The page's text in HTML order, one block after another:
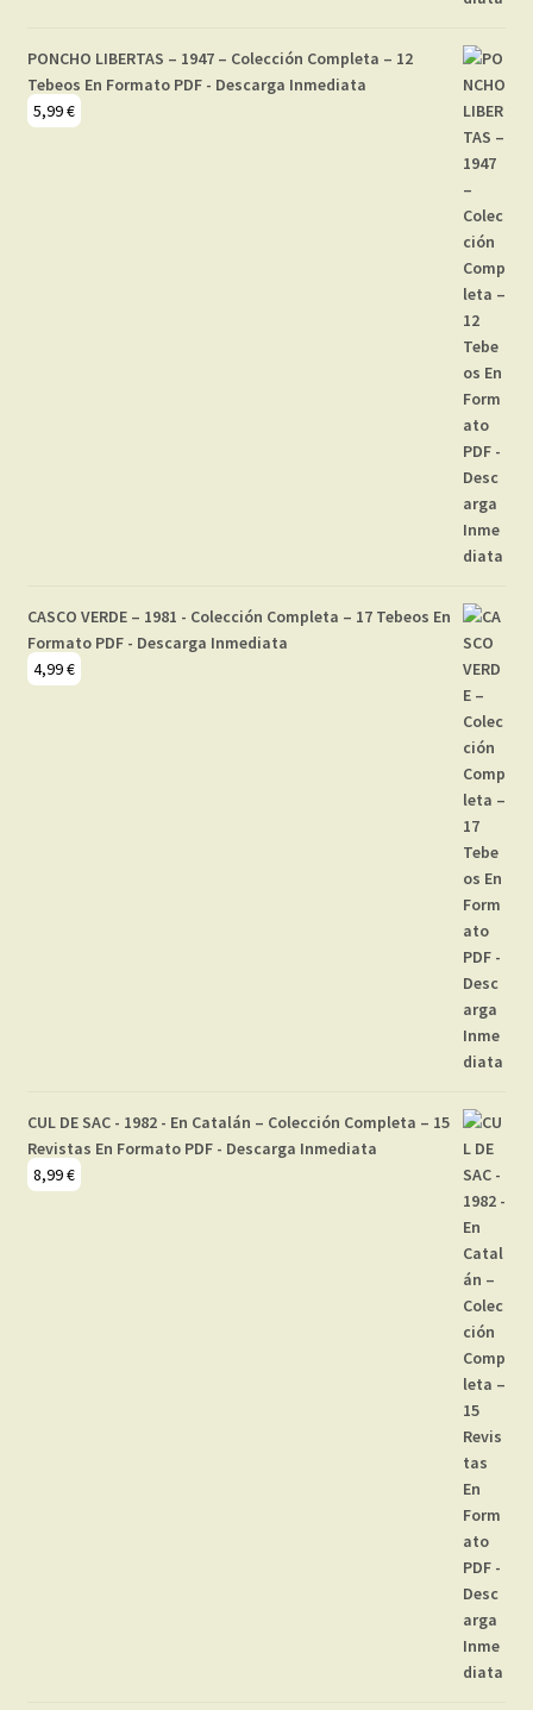
PONCHO LIBERTAS – 1947 – Colección Completa – 12
Tebeos En Formato PDF - Descarga Inmediata
5,99€
CASCO VERDE – 1981 - Colección Completa – 17 Tebeos En
Formato PDF - Descarga Inmediata
4,99€
CUL DE SAC - 1982 - En Catalán – Colección Completa – 15
Revistas En Formato PDF - Descarga Inmediata
8,99€